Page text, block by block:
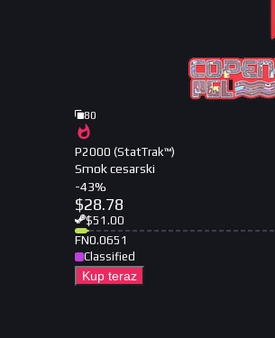
80
P2000 (StatTrak™)
Smok cesarski
-43%
$28.78
$51.00
FN0.0651
Classified
Kup teraz